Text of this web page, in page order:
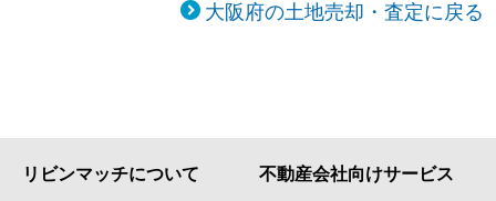
大阪府の土地売却・査定に戻る
リビンマッチについて 不動産会社向けサービス